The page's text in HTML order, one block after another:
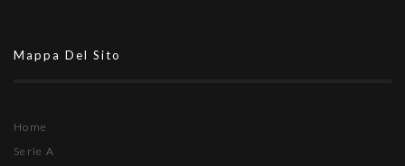
Mappa Del Sito
Home
Serie A